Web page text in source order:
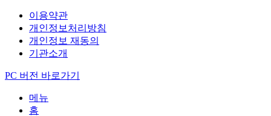
이용약관
개인정보처리방침
개인정보 재동의
기관소개
PC 버전 바로가기
메뉴
홈